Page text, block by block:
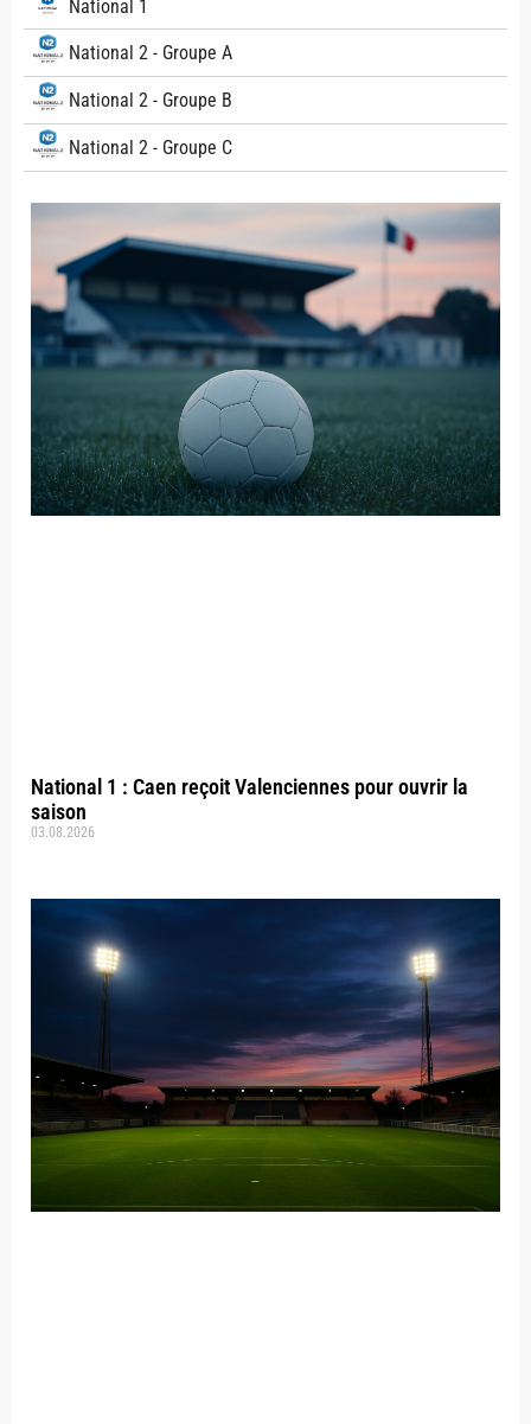
National 1
National 2 - Groupe A
National 2 - Groupe B
National 2 - Groupe C
National 1 : Caen reçoit Valenciennes pour ouvrir la
saison
03.08.2026